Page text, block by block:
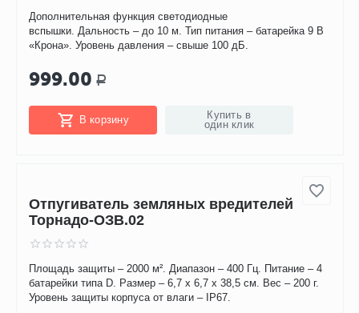
В корзину
Купить в
один клик
Отпугиватель собак Кобра
вспышки. Дальность – до 10 м. Тип питания – батарейка 9 В
«Крона». Уровень давления – свыше 100 дБ.
999.00
В корзину
Купить в
один клик